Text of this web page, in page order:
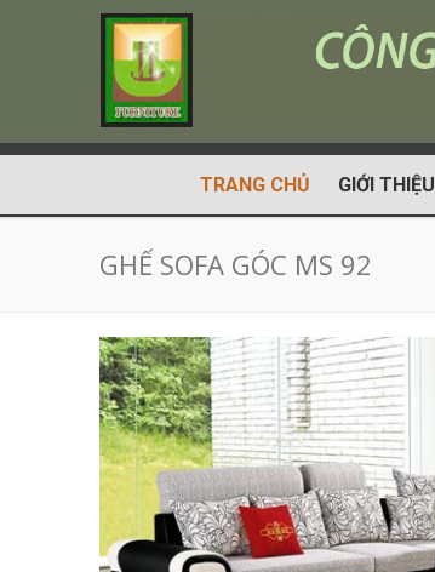
TRANG CHỦ GIỚI THIỆU
GHẾ SOFA GÓC MS 92